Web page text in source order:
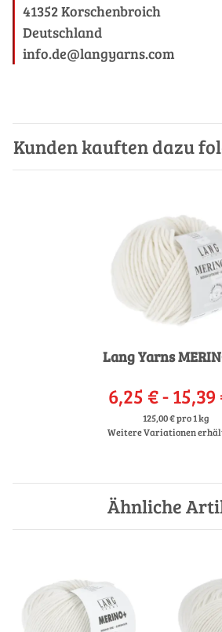
41352 Korschenbroich
Deutschland
info.de@langyarns.com
Kunden kauften dazu
Lang Yarns
6,25 € -15,39
125,00 € pro 1 kg
Weitere Variationen
Ähnliche